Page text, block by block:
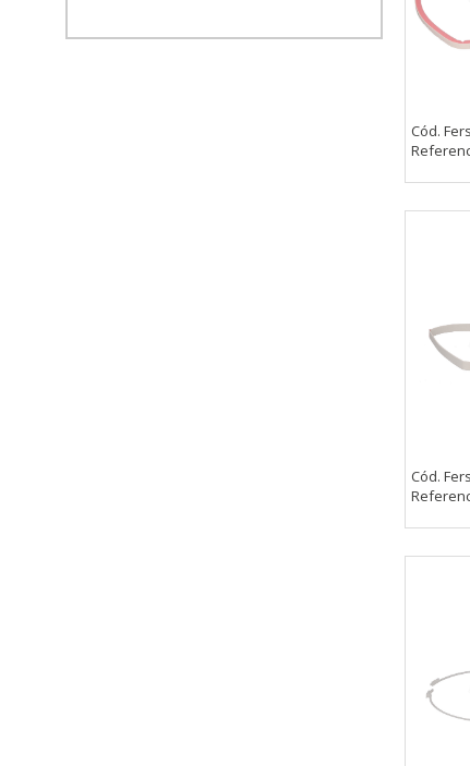
Cód.
Cód.
Estas cookies son
navegador para bloquear o
información de
COOKIELEGALFERSAY,
Cookies de rendimiento
Estas cookies nos
Estas cookies pueden ser
empresas para crear un
personal, sino que se